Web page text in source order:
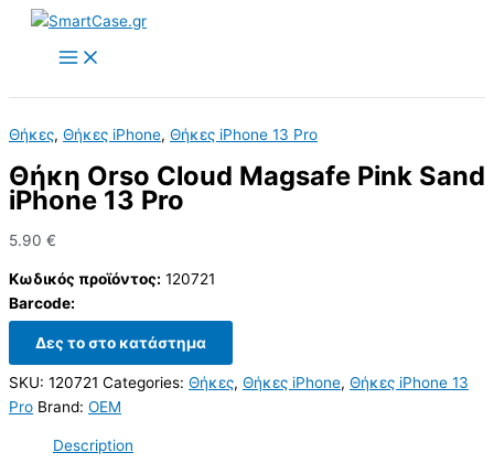
Skip
content
Θήκες, Θήκες iPhone, Θήκες iPhone 13 Pro
Θήκη Orso Cloud Magsafe Pink Sand
iPhone 13 Pro
5.90 €
Κωδικός προϊόντος: 120721
Barcode:
Δες το στο κατάστημα
SKU: 120721 Categories: Θήκες, Θήκες iPhone, Θήκες iPhone 13
Pro Brand: OEM
Description